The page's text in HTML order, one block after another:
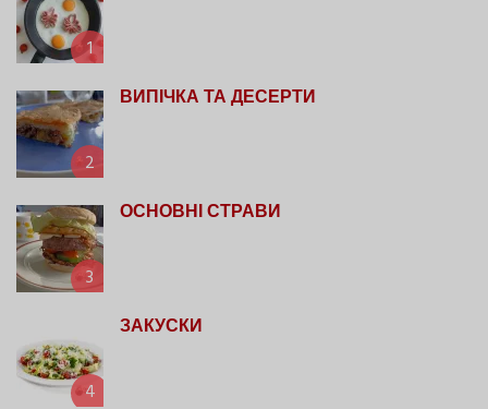
1
2
ВИПІЧКА ТА ДЕСЕРТИ
3
ОСНОВНІ СТРАВИ
4
ЗАКУСКИ